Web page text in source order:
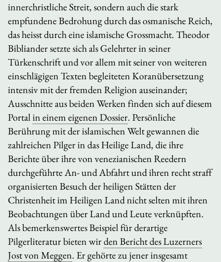
innerchristliche Streit, sondern auch die stark
empfundene Bedrohung durch das osmanische Reich,
das heisst durch eine islamische Grossmacht. Theodor
Bibliander setzte sich als Gelehrter in seiner
Türkenschrift und vor allem mit seiner von weiteren
einschlägigen Texten begleiteten Koranübersetzung
intensiv mit der fremden Religion auseinander;
Ausschnitte aus beiden Werken finden sich auf diesem
Portalin einem eigenen Dossier. Persönliche
Berührung mit der islamischen Welt gewannen die
zahlreichen Pilger in das Heilige Land, die ihre
Berichte über ihre von venezianischen Reedern
durchgeführte An- und Abfahrt und ihren recht straff
organisierten Besuch der heiligen Stätten der
Christenheit im Heiligen Land nicht selten mit ihren
Beobachtungen über Land und Leute verknüpften.
Als bemerkenswertes Beispiel für derartige
Pilgerliteratur bieten wirden Bericht des Luzerners
Jost von Meggen. Er gehörte zu jener insgesamt